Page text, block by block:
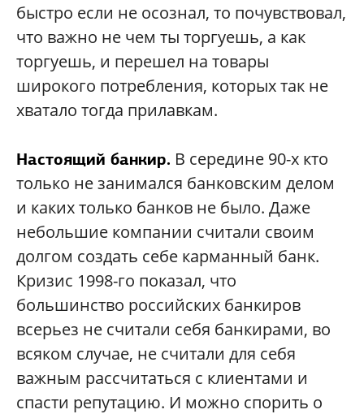
быстро если не осознал, то почувствовал,
что важно не чем ты торгуешь, а как
торгуешь, и перешел на товары
широкого потребления, которых так не
хватало тогда прилавкам.
Настоящий банкир. В середине 90-х кто
только не занимался банковским делом
и каких только банков не было. Даже
небольшие компании считали своим
долгом создать себе карманный банк.
Кризис 1998-го показал, что
большинство российских банкиров
всерьез не считали себя банкирами, во
всяком случае, не считали для себя
важным рассчитаться с клиентами и
спасти репутацию. И можно спорить о